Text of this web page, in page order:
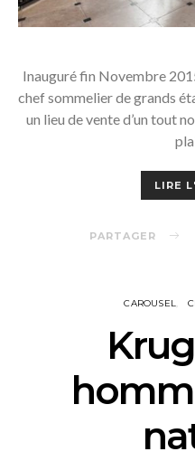
Inauguré fin Novembre
chef sommelier de grands
un lieu de vente d’un tout
LIRE
PARTAGER
CAROUSEL